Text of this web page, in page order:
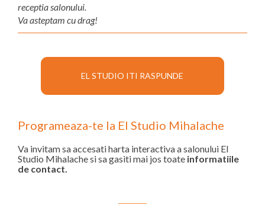
receptia salonului.
Va asteptam cu drag!
EL STUDIO ITI RASPUNDE
Programeaza-te la El Studio Mihalache
Va invitam sa accesati harta interactiva a salonului El
Studio Mihalache si sa gasiti mai jos toate informatiile
de contact.